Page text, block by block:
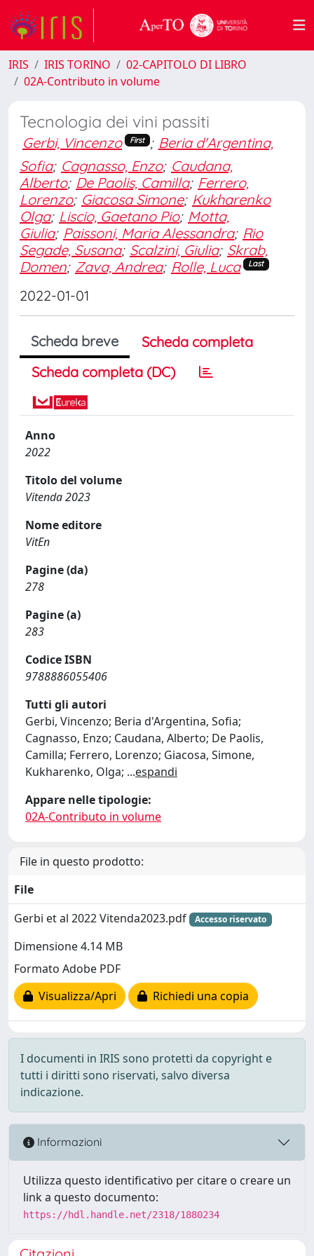
IRIS IRIS TORINO
02-CAPITOLO DI LIBRO
02A-Contributo in volume
Tecnologia dei vini passiti
Gerbi, Vincenzo First ; Beria d'Argentina,
Sofia; Cagnasso, Enzo; Caudana,
Alberto; De Paolis, Camilla; Ferrero,
Lorenzo; Giacosa Simone; Kukharenko
Olga; Liscio, Gaetano Pio; Motta,
Giulia; Paissoni, Maria Alessandra; Rio
Segade, Susana; Scalzini, Giulia; Skrab,
Domen; Zava, Andrea; Rolle, Luca Last
2022-01-01
Scheda breve
Scheda completa
Scheda completa (DC)
Anno
2022
Titolo del volume
Vitenda 2023
Nome editore
VitEn
Pagine (da)
278
Pagine (a)
283
Codice ISBN
9788886055406
Tutti gli autori
Gerbi, Vincenzo; Beria d'Argentina, Sofia;
Cagnasso, Enzo; Caudana, Alberto; De Paolis,
Camilla; Ferrero, Lorenzo; Giacosa, Simone,
Kukharenko, Olga; ...espandi
Appare nelle tipologie:
02A-Contributo in volume
File in questo prodotto:
File
Gerbi et al 2022 Vitenda2023.pdf
Accesso riservato
Dimensione 4.14 MB
Formato Adobe PDF
Visualizza/Apri
Richiedi una copia
I documenti in IRIS sono protetti da copyright e
tutti i diritti sono riservati, salvo diversa
indicazione.
Informazioni
Utilizza questo identificativo per citare o creare un
link a questo documento:
https://hdl.handle.net/2318/1880234